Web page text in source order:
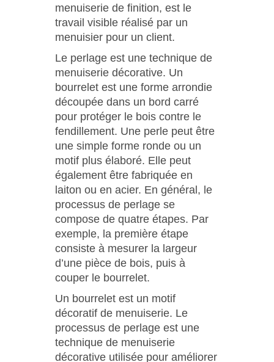
menuiserie de finition, est le
travail visible réalisé par un
menuisier pour un client.
Le perlage est une technique de
menuiserie décorative. Un
bourrelet est une forme arrondie
découpée dans un bord carré
pour protéger le bois contre le
fendillement. Une perle peut être
une simple forme ronde ou un
motif plus élaboré. Elle peut
également être fabriquée en
laiton ou en acier. En général, le
processus de perlage se
compose de quatre étapes. Par
exemple, la première étape
consiste à mesurer la largeur
d’une pièce de bois, puis à
couper le bourrelet.
Un bourrelet est un motif
décoratif de menuiserie. Le
processus de perlage est une
technique de menuiserie
décorative utilisée pour améliorer